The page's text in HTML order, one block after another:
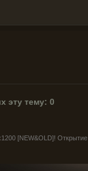
эту тему: 0
[NEW&OLD]!